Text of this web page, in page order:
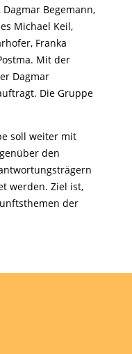
Begemann,
Michael Keil,
Franka
Mit der
Dagmar
Die Gruppe
soll weiter mit
den
werden. Ziel ist,
der